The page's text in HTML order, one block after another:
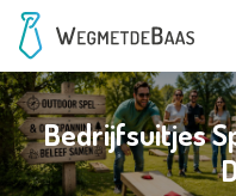
Bedrijfsuitjes